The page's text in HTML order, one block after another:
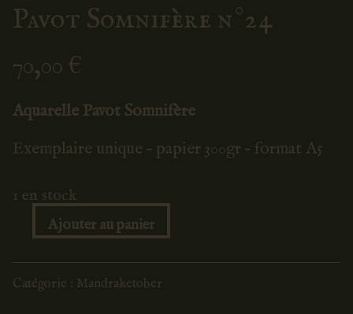
Pavot Somnifère n°24
€
Aquarelle Pavot Somnifère
Exemplaire unique – papier 300gr – format A5
1 en stock
quantité
Pavot
Ajouter au panier
Catégorie : Mandraketober